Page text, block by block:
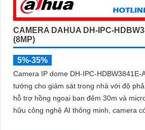
CAMERA DAHUA DH-IPC-
(8MP)
5%-35%
Camera IP dome DH-IPC-HDBW3841E-
tưởng cho giám sát trong nhà với độ
hỗ trợ hồng ngoại ban đêm 30m và micro
hữu công nghệ AI thông minh, camera